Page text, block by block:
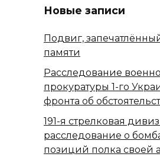
Новые записи
Подвиг,
памяти
Расследование
прокуратуры 1-го
фронта об
191-я стрелковая
расследование о
позиций полка своей